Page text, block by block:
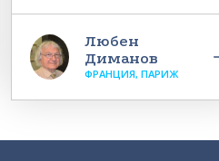
Любен
Диманов
ФРАНЦИЯ, ПАРИЖ